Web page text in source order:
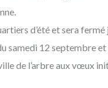
d’été et sera
samedi 12 septembre
de l’arbre aux vœux